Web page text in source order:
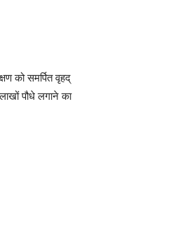
को समर्पित वृहद्
पौधे लगाने का